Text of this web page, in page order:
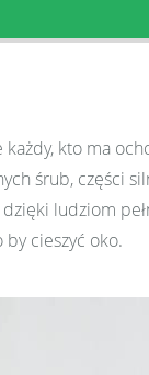
kto ma
śrub, części
ludziom
by cieszyć oko.